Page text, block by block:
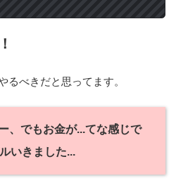
るべきだと思ってます。
、でもお金が...てな感じで
いきました...